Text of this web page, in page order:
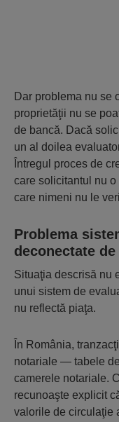
Dar problema nu se
proprietăţii nu se
de bancă. Dacă
un al doilea
Întregul proces de
care solicitantul nu
care nimeni nu le
Problema
deconectate
Situaţia descrisă nu
unui sistem de
nu reflectă piaţa.
În România,
notariale — tabele
camerele notariale.
recunoaşte explicit
valorile de circulaţie